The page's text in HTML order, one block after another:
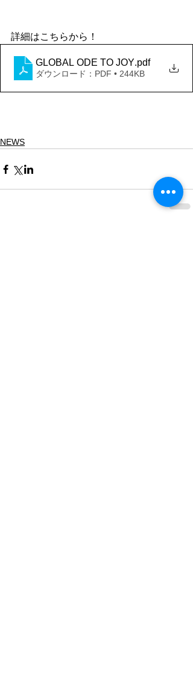
詳細はこちらから！
GLOBAL ODE TO JOY.pdf
ダウンロード：PDF • 244KB
NEWS